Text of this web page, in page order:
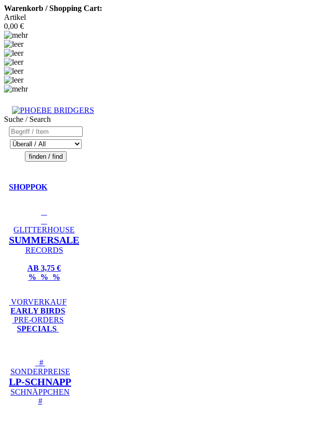
Warenkorb / Shopping Cart:
Artikel
0,00 €
Suche / Search
SHOPPOK
GLITTERHOUSE
SUMMERSALE
RECORDS
AB 3,75 €
% % %
VORVERKAUF
EARLY BIRDS
PRE-ORDERS
SPECIALS
#
SONDERPREISE
LP-SCHNAPP
SCHNÄPPCHEN
#